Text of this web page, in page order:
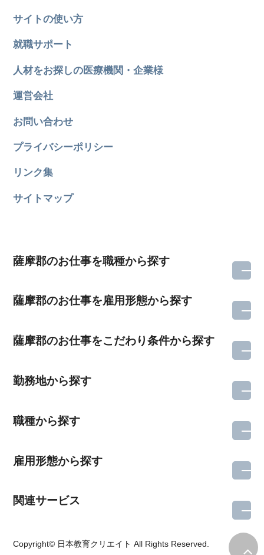
サイトの使い方
就職サポート
人材をお探しの医療機関・企業様
運営会社
お問い合わせ
プライバシーポリシー
リンク集
サイトマップ
薩摩郡のお仕事を職種から探す
薩摩郡のお仕事を雇用形態から探す
薩摩郡のお仕事をこだわり条件から探す
勤務地から探す
職種から探す
雇用形態から探す
関連サービス
Copyright© 日本教育クリエイト All Rights Reserved.
所在地のエリアを選択してください